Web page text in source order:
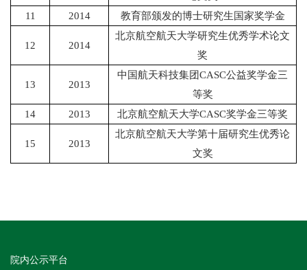
11
2014 教育部颁发的博士研究生国家奖学金
12 2014
北京航空航天大学研究生优秀学术论文
奖
13 2013
中国航天科技集团CASC公益奖学金三
等奖
14
2013 北京航空航天大学CASC奖学金三等奖
15 2013
北京航空航天大学第十届研究生优秀论
文奖
院内公示平台